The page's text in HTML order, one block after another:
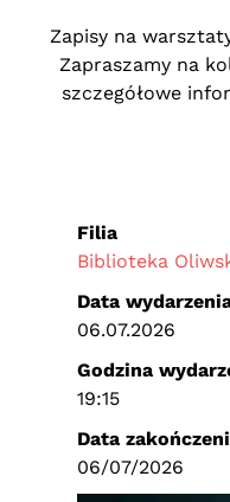
Zapisy na
Zapraszamy na
szczegółowe
Filia
Biblioteka
Data
06.07.2026
Godzina
19:15
Data
06/07/2026